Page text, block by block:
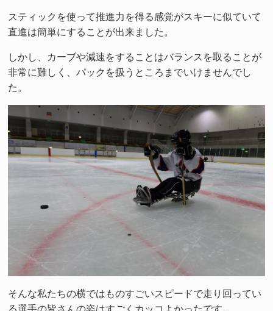
スティックを使って推進力を得る感覚がスキーに似ていて
直進は簡単にすることが出来ました。
しかし、カーブや減速をすることはバランスを取ることが
非常に難しく、パックを扱うところまでいけませんでし
た。
そんな私たちの横ではものすごいスピードで走り回ってい